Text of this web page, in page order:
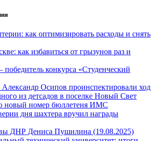
как оптимизировать расходы и снять
как избавиться от грызунов раз и
конкурса «Студенческий
Осипов проинспектировали ход
из детсадов в поселке Новый Свет
новый номер бюллетеня ИМС
дня шахтера вручил награды
ДНР Дениса Пушилина (19.08.2025)